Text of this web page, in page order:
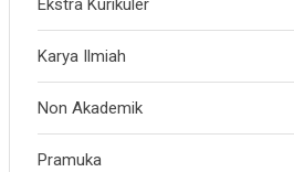
Ekstra Kurikuler
Karya Ilmiah
Non Akademik
Pramuka